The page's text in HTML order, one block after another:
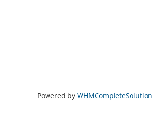
Powered by WHMCompleteSolution